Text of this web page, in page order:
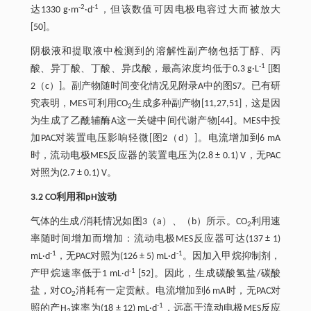
达1330 g·m-2·d-1
，但该数值可因电极电容过大而被放大
[50]。
阴极液和提取液中检测到的溶解性副产物包括丁醇、丙
酸、异丁酸、丁酸、异戊酸，最高浓度均低于0.3 g·L-1
[图
2（c）]。副产物随时间变化情况见附录A中的图S7。已有研
究表明，MES可利用CO2生成多种副产物[11,27,51]，这是因
为生成了乙酰辅酶A这一关键中间代谢产物[44]。MES中投
加PAC对装置电压影响轻微[图2（d）]。电流增加到6 mA
时，流动电极MES反应器的装置电压为(2.8 ± 0.1) V，无PAC
对照为(2.7 ± 0.1) V。
3.2 CO利用和pH波动
气体的生成/消耗情况如图3（a）、（b）所示。CO2利用速
率随时间增加而增加：流动电极MES反应器可达(137 ± 1)
mL·d-1 ，无PAC对照为(126 ± 5) mL·d-1。因加入甲烷抑制剂，
产甲烷速率低于1 mL·d-1
[52]。因此，生成碳酸氢盐/碳酸
盐，对CO2消耗有一定贡献。电流增加到6 mA时，无PAC对
照的产H 速率为(18 ± 12) mL·d-1 ，远高于流动电极MES反应